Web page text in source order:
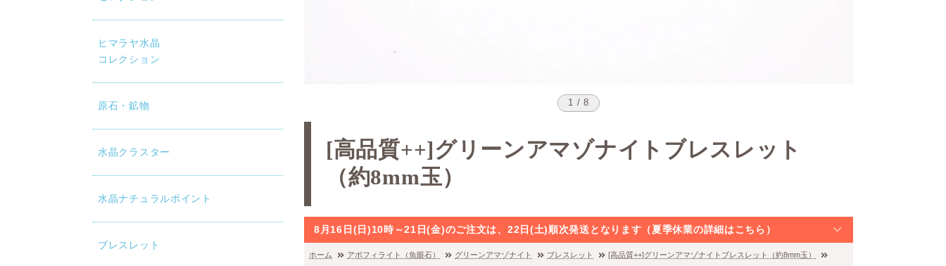
ヒマラヤ水晶
コレクション
原石・鉱物
水晶クラスター
水晶ナチュラルポイント
ブレスレット
1 / 8
[高品質++]グリーンアマゾナイトブレスレット
（約8mm玉）
8月16日(日)10時～21日(金)のご注文は、22日(土)順次発送となります（夏季休業の詳細はこちら）
ホーム アポフィライト（魚眼石） グリーンアマゾナイト ブレスレット [高品質++]グリーンアマゾナイトブレスレット（約8mm玉）